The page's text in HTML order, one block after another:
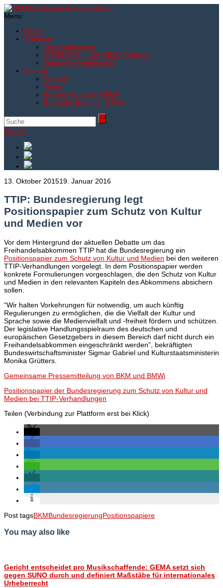
Menu
Home
Aktionen
Veranstaltungen
HITSINGLE – Der GEMA-Podcast
#marathonmitderpolitik
Kontakt
Kontakt
Team
Berliner Büro der GEMA
Brüsseler Büro der GEMA
Search
13. Oktober 201519. Januar 2016
TTIP: Bundesregierung legt
Positionspapier zum Schutz von Kultur
und Medien vor
Vor dem Hintergrund der aktuellen Debatte um das
Freihandelsabkommen TTIP hat die Bundesregierung ein
Positionspapier zum Schutz von Kultur und Medien bei den weiteren
TTIP-Verhandlungen vorgelegt. In dem Positionspapier werden
konkrete Formulierungen vorgeschlagen, die den Schutz von Kultur
und Medien in den relevanten Kapiteln des Abkommens absichern
sollen.
“Wir halten Vorkehrungen für notwendig, um auch künftig
Regulierungen zu ermöglichen, die die Vielfalt der Kultur und
Sprache sowie die Medienvielfalt und -freiheit fördern und schützen.
Der legislative Handlungsspielraum des deutschen und
europäischen Gesetzgebers in diesem Bereich darf nicht durch ein
Freihandelsabkommen eingeschränkt werden”, bekräftigten
Bundeswirtschaftsminister Sigmar Gabriel und Kulturstaatsministerin
Monika Grütters.
Gemeinsame Pressemitteilung von BKM und BMWi
Positionspapier der Bundesregierung zum Schutz von Kultur und
Medien bei TTIP-Verhandlungen
Teilen (Verbindung zur Plattform erst bei Klick)
Post tagsBKMBundesregierungPositionspapiere
You may also like
Gericht entscheidet pro Musikschaffende: GEMA setzt sich
gegen SUNO durch und definiert Maßstäbe für internationales
Urheberrecht